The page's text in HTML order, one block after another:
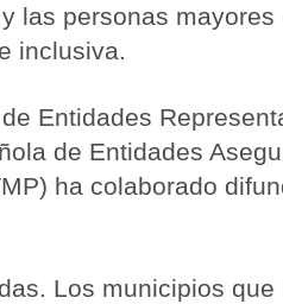
las personas
inclusiva.
Entidades
de Entidades
ha colaborado
Los municipios